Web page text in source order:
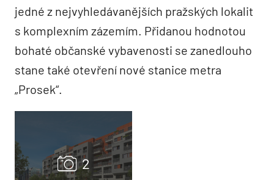
jedné z nejvyhledávanějších pražských lokalit
s komplexním zázemím. Přidanou hodnotou
bohaté občanské vybavenosti se zanedlouho
stane také otevření nové stanice metra
„Prosek“.